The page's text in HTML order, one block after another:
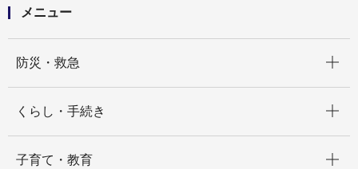
メニュー
防災・救急
くらし・手続き
子育て・教育